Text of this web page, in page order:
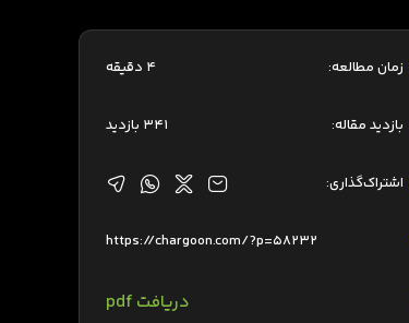
زمان مطالعه: 4 دقیقه
بازدید مقاله: 341 بازدید
اشتراک‌گذاری:
https://chargoon.com/?p=58232
دریافت pdf